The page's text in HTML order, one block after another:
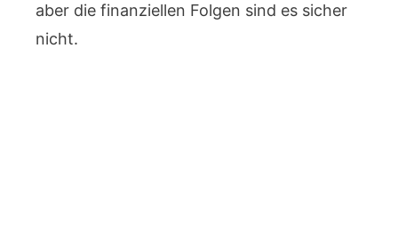
aber die finanziellen Folgen sind es sicher
nicht.